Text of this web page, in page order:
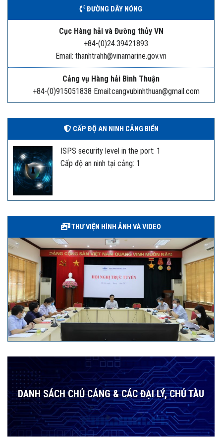
ĐƯỜNG DÂY NÓNG
Cục Hàng hải và Đường thủy VN
+84-(0)24.39421893
Email: thanhtrahh@vinamarine.gov.vn
Cảng vụ Hàng hải Bình Thuận
+84-(0)915051838 Email:cangvubinhthuan@gmail.com
CẤP ĐỘ AN NINH CẢNG BIỂN
ISPS security level in the port: 1
Cấp độ an ninh tại cảng: 1
THƯ VIỆN HÌNH ẢNH VÀ VIDEO
DANH SÁCH CHỦ CẢNG & CÁC ĐẠI LÝ, CHỦ TÀU